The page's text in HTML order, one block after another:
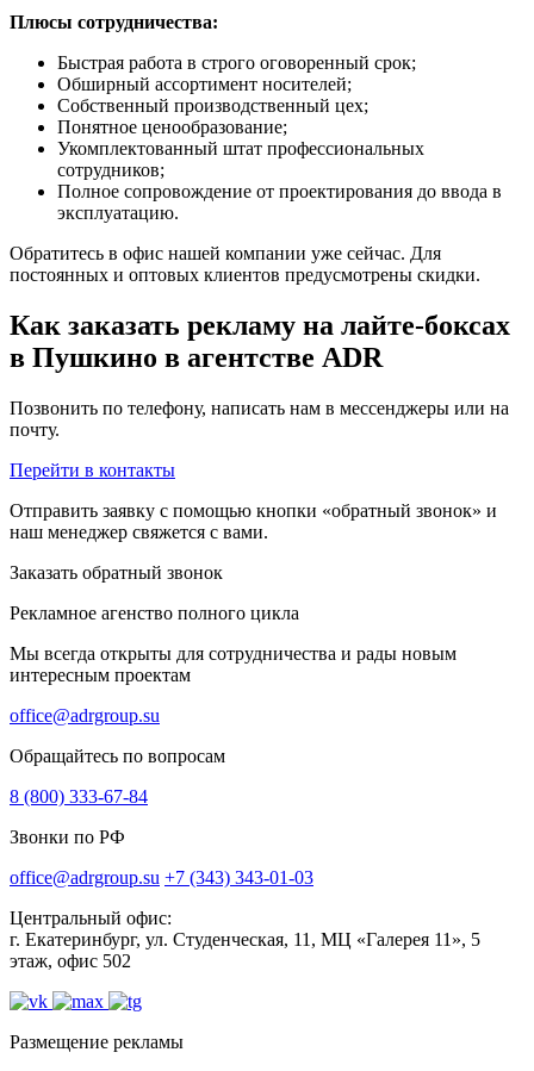
Плюсы сотрудничества:
Быстрая работа в строго оговоренный срок;
Обширный ассортимент носителей;
Собственный производственный цех;
Понятное ценообразование;
Укомплектованный штат профессиональных
сотрудников;
Полное сопровождение от проектирования до ввода в
эксплуатацию.
Обратитесь в офис нашей компании уже сейчас. Для
постоянных и оптовых клиентов предусмотрены скидки.
Как заказать рекламу на лайте-боксах
в Пушкино в агентстве ADR
Позвонить по телефону, написать нам в мессенджеры или на
почту.
Перейти в контакты
Отправить заявку с помощью кнопки «обратный звонок» и
наш менеджер свяжется с вами.
Заказать обратный звонок
Рекламное агенство полного цикла
Мы всегда открыты для сотрудничества и рады новым
интересным проектам
office@adrgroup.su
Обращайтесь по вопросам
8 (800) 333-67-84
Звонки по РФ
office@adrgroup.su +7 (343) 343-01-03
Центральный офис:
г. Екатеринбург, ул. Студенческая, 11, МЦ «Галерея 11», 5
этаж, офис 502
Размещение рекламы